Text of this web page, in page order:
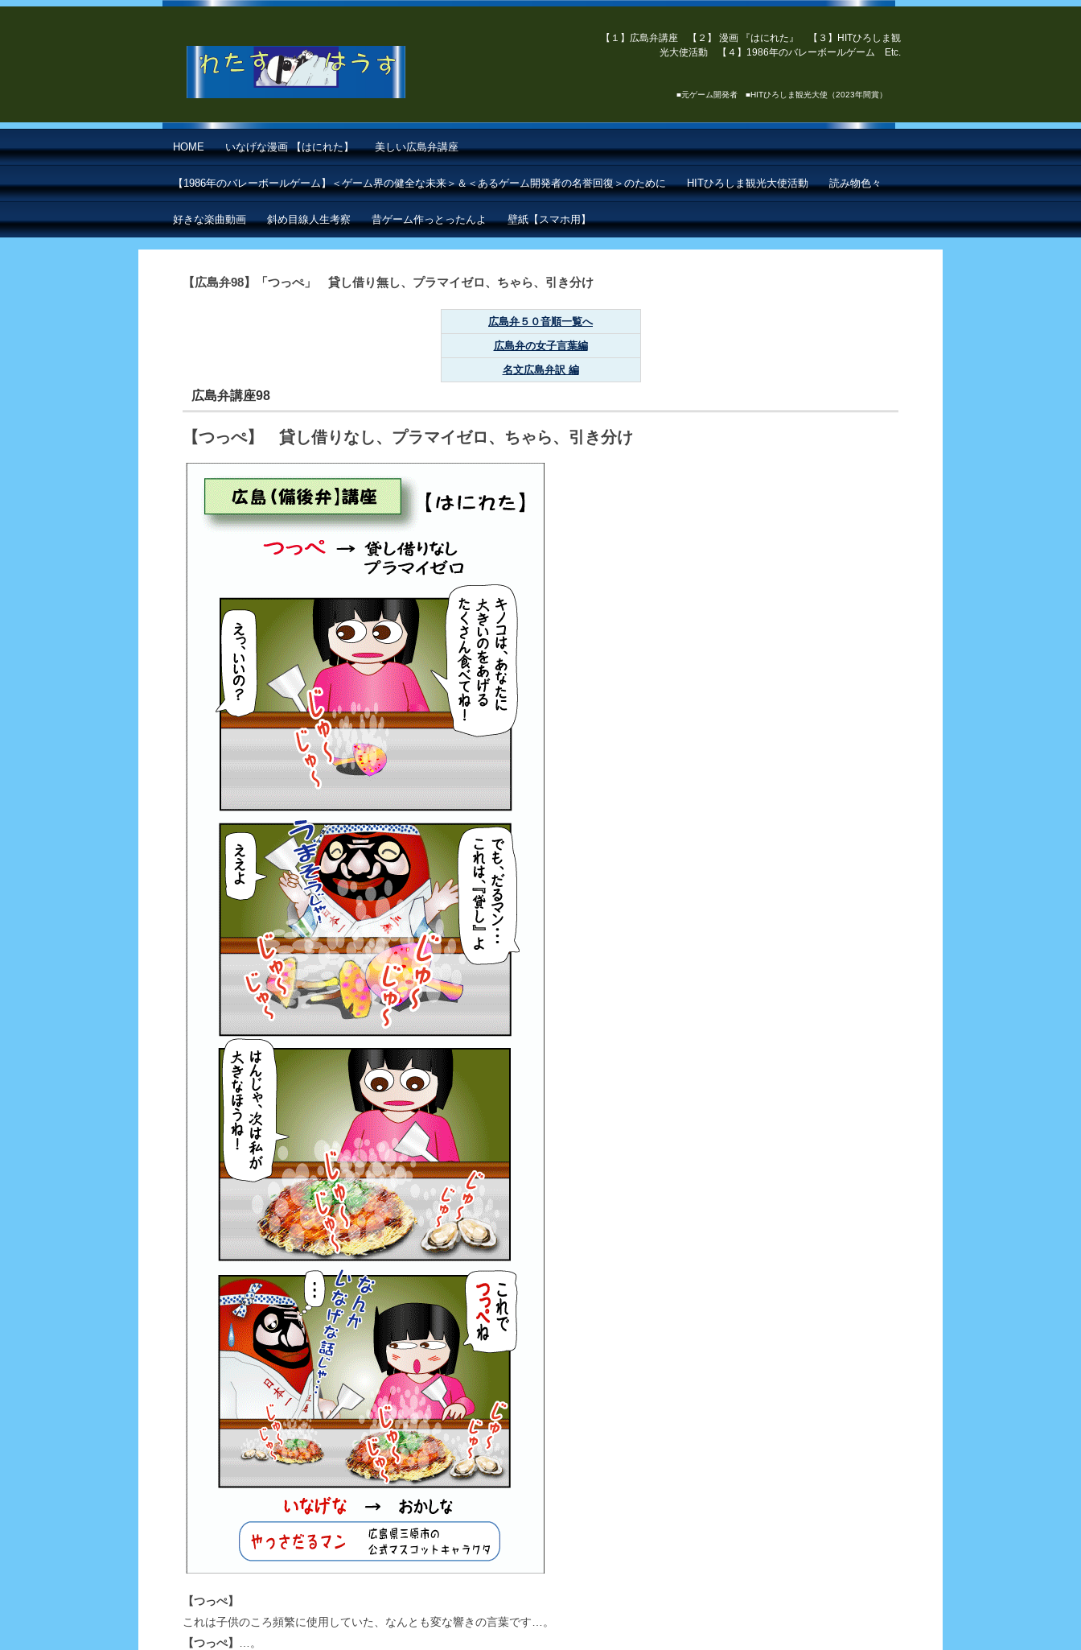
【１】広島弁講座 【２】 漫画 『はにれた』 【３】HITひろしま観
光大使活動 【４】1986年のバレーボールゲーム Etc.
■元ゲーム開発者 ■HITひろしま観光大使（2023年間賞）
HOME いなげな漫画 【はにれた】 美しい広島弁講座
【1986年のバレーボールゲーム】＜ゲーム界の健全な未来＞＆＜あるゲーム開発者の名誉回復＞のために HITひろしま観光大使活動 読み物色々
好きな楽曲動画 斜め目線人生考察 昔ゲーム作っとったんよ 壁紙【スマホ用】
【広島弁98】「つっぺ」 貸し借り無し、プラマイゼロ、ちゃら、引き分け
広島弁５０音順一覧へ
広島弁の女子言葉編
名文広島弁訳 編
広島弁講座98
【つっぺ】 貸し借りなし、プラマイゼロ、ちゃら、引き分け
【つっぺ】
これは子供のころ頻繁に使用していた、なんとも変な響きの言葉です…。
【つっぺ】
…。